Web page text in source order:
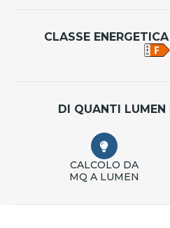
CLASSE
DI QUANTI
CALCOLO DA
MQ A LUMEN